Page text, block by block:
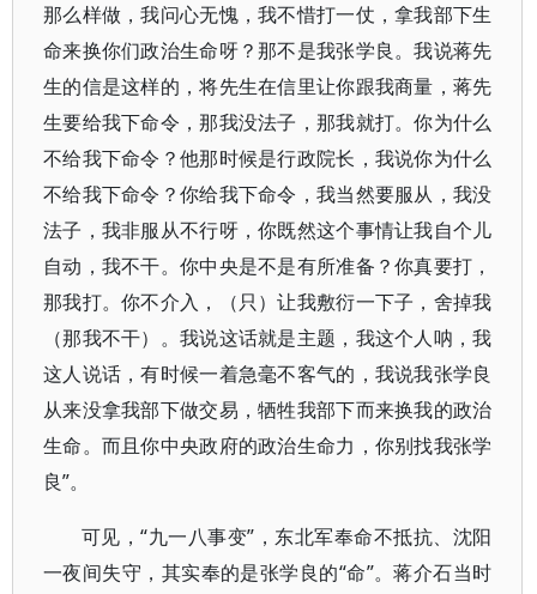
那么样做，我问心无愧，我不惜打一仗，拿我部下生
命来换你们政治生命呀？那不是我张学良。我说蒋先
生的信是这样的，将先生在信里让你跟我商量，蒋先
生要给我下命令，那我没法子，那我就打。你为什么
不给我下命令？他那时候是行政院长，我说你为什么
不给我下命令？你给我下命令，我当然要服从，我没
法子，我非服从不行呀，你既然这个事情让我自个儿
自动，我不干。你中央是不是有所准备？你真要打，
那我打。你不介入，（只）让我敷衍一下子，舍掉我
（那我不干）。我说这话就是主题，我这个人呐，我
这人说话，有时候一着急毫不客气的，我说我张学良
从来没拿我部下做交易，牺牲我部下而来换我的政治
生命。而且你中央政府的政治生命力，你别找我张学
良”。
可见，“九一八事变”，东北军奉命不抵抗、沈阳
一夜间失守，其实奉的是张学良的“命”。蒋介石当时